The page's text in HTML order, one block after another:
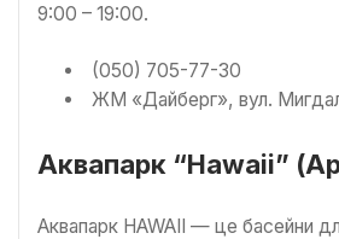
9:00 – 19:00.
(050) 705-77-30
ЖМ «Дайберг», вул.
Аквапарк “Hawaii”
Аквапарк HAWAII — це басейни